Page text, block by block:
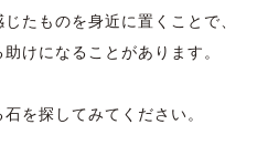
たものを身近に置くことで、
けになることがあります。
を探してみてください。